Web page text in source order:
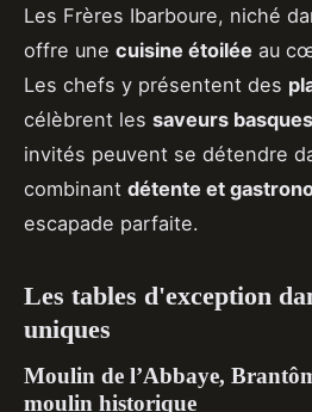
Les Frères Ibarboure, niché
offre une cuisine étoilée au
Les chefs y présentent des
célèbrent les saveurs basques
invités peuvent se détendre
combinant détente et
escapade parfaite.
Les tables d'exception
uniques
Moulin de l’Abbaye,
moulin historique